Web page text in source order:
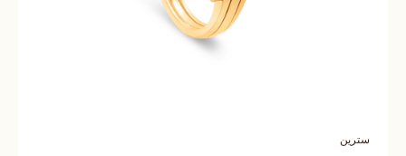
سترين